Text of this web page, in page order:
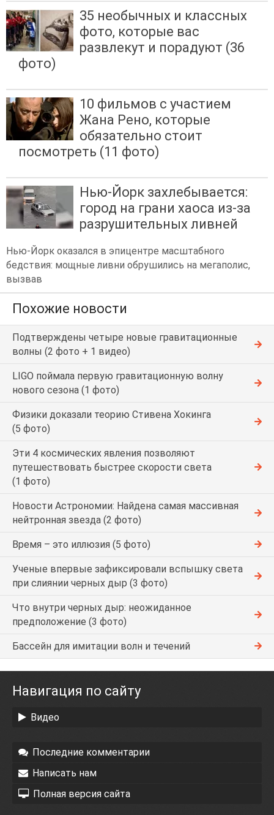
35 необычных и классных
фото, которые вас
развлекут и порадуют (36
фото)
10 фильмов с участием
Жана Рено, которые
обязательно стоит
посмотреть (11 фото)
Нью-Йорк захлебывается:
город на грани хаоса из-за
разрушительных ливней
Нью-Йорк оказался в эпицентре масштабного
бедствия: мощные ливни обрушились на мегаполис,
вызвав
Похожие новости
Подтверждены четыре новые гравитационные
волны (2 фото + 1 видео)
LIGO поймала первую гравитационную волну
нового сезона (1 фото)
Физики доказали теорию Стивена Хокинга
(5 фото)
Эти 4 космических явления позволяют
путешествовать быстрее скорости света
(1 фото)
Новости Астрономии: Найдена самая массивная
нейтронная звезда (2 фото)
Время – это иллюзия (5 фото)
Ученые впервые зафиксировали вспышку света
при слиянии черных дыр (3 фото)
Что внутри черных дыр: неожиданное
предположение (3 фото)
Бассейн для имитации волн и течений
Навигация по сайту
Видео
Последние комментарии
Написать нам
Полная версия сайта